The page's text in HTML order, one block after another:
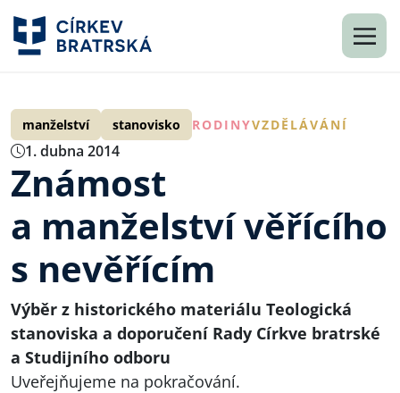
manželství stanovisko RODINYVZDĚLÁVÁNÍ
1. dubna 2014
Známost
a manželství věřícího
s nevěřícím
Výběr z historického materiálu Teologická
stanoviska a doporučení Rady Církve bratrské
a Studijního odboru
Uveřejňujeme na pokračování.